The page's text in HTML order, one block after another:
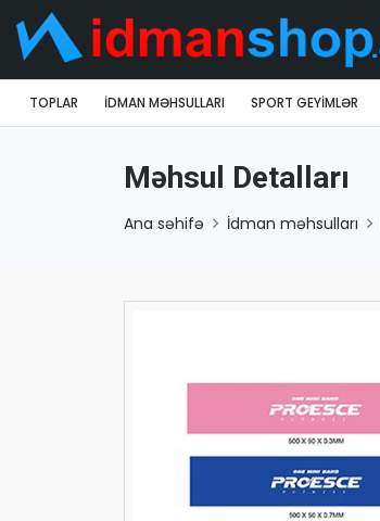
TOPLAR İDMAN MƏHSULLARI SPORT GEYIMLƏR
Məhsul Detalları
Ana səhifə İdman məhsulları